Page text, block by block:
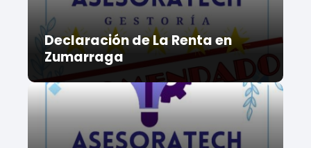
Declaración de La Renta en
Zumarraga